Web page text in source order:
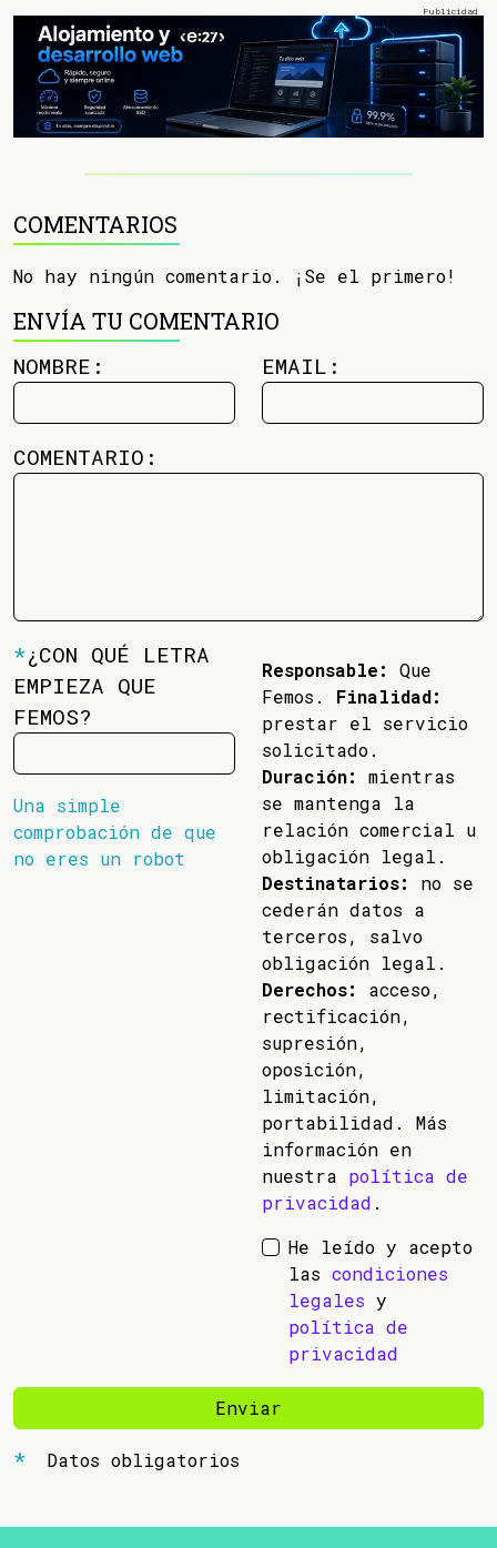
COMENTARIOS
No hay ningún comentario. ¡Se el primero!
ENVÍA TU COMENTARIO
NOMBRE: EMAIL:
COMENTARIO:
*¿CON QUÉ LETRA
EMPIEZA QUE
FEMOS?
Una simple
comprobación de que
no eres un robot
Responsable:
Que
Femos. Finalidad:
prestar el servicio
solicitado.
Duración:
mientras
se mantenga la
relación comercial u
obligación legal.
Destinatarios:
no se
cederán datos a
terceros, salvo
obligación legal.
Derechos:
acceso,
rectificación,
supresión,
oposición,
limitación,
portabilidad. Más
información en
nuestra política de
privacidad .
He leído y acepto
las condiciones
legales y
política de
privacidad
Enviar
Datos obligatorios